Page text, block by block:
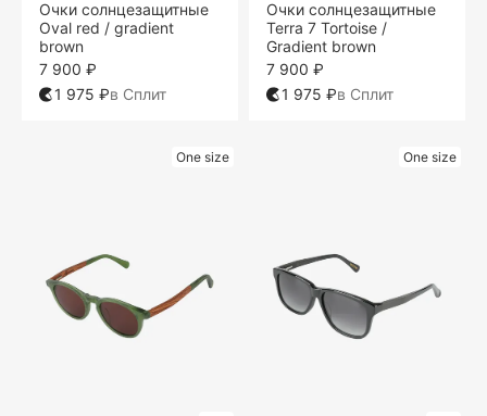
Очки солнцезащитные
Oval red / gradient
brown
7 900 ₽
1 975 ₽в Сплит
Очки солнцезащитные
Terra 7 Tortoise /
Gradient brown
7 900 ₽
1 975 ₽в Сплит
One size One size